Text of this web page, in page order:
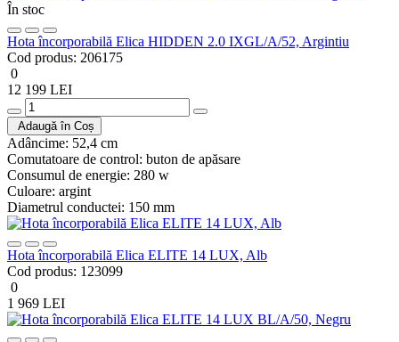
În stoc
Hota încorporabilă Elica HIDDEN 2.0 IXGL/A/52, Argintiu
Cod produs: 206175
0
12 199 LEI
Adaugă în Coș
Adâncime: 52,4 cm
Comutatoare de control: buton de apăsare
Consumul de energie: 280 w
Culoare: argint
Diametrul conductei: 150 mm
Hota încorporabilă Elica ELITE 14 LUX, Alb
Cod produs: 123099
0
1 969 LEI